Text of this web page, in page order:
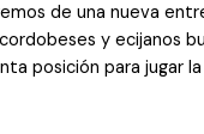
de una nueva
y ecijanos
posición para jugar la